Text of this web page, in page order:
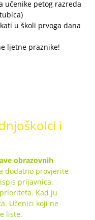
učenike petog razreda
u školi prvoga dana
ljetne praznike!
i
obrazovnih
dodatno provjerite
prijavnica.
Kad ju
Učenici koji ne
liste.